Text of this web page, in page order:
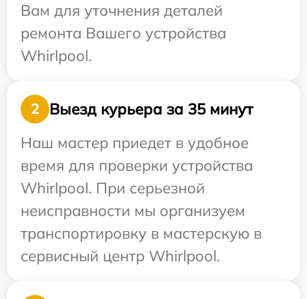
Вам для уточнения деталей
ремонта Вашего устройства
Whirlpool.
2
Выезд курьера за 35 минут
Наш мастер приедет в удобное
время для проверки устройства
Whirlpool. При серьезной
неисправности мы организуем
транспортировку в мастерскую в
сервисный центр Whirlpool.